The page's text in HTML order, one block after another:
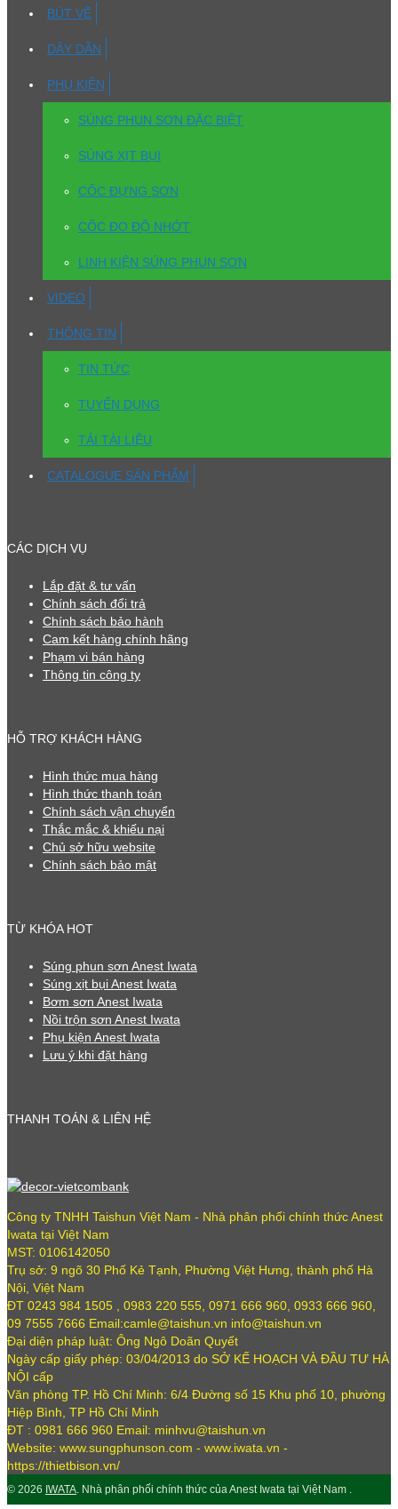
BÚT VẼ
DÂY DẪN
PHỤ KIỆN
SÚNG PHUN SƠN ĐẶC BIỆT
SÚNG XỊT BỤI
CỐC ĐỰNG SƠN
CỐC ĐO ĐỘ NHỚT
LINH KIỆN SÚNG PHUN SƠN
VIDEO
THÔNG TIN
TIN TỨC
TUYỂN DỤNG
TẢI TÀI LIỆU
CATALOGUE SẢN PHẨM
CÁC DỊCH VỤ
Lắp đặt & tư vấn
Chính sách đổi trả
Chính sách bảo hành
Cam kết hàng chính hãng
Phạm vi bán hàng
Thông tin công ty
HỖ TRỢ KHÁCH HÀNG
Hình thức mua hàng
Hình thức thanh toán
Chính sách vận chuyển
Thắc mắc & khiếu nại
Chủ sở hữu website
Chính sách bảo mật
TỪ KHÓA HOT
Súng phun sơn Anest Iwata
Súng xịt bụi Anest Iwata
Bơm sơn Anest Iwata
Nồi trộn sơn Anest Iwata
Phụ kiện Anest Iwata
Lưu ý khi đặt hàng
THANH TOÁN & LIÊN HỆ
Công ty TNHH Taishun Việt Nam - Nhà phân phối chính thức Anest
Iwata tại Việt Nam
MST: 0106142050
Trụ sở: 9 ngõ 30 Phố Kẻ Tạnh, Phường Việt Hưng, thành phố Hà
Nội, Việt Nam
ĐT 0243 984 1505 , 0983 220 555, 0971 666 960, 0933 666 960,
09 7555 7666 Email:camle@taishun.vn info@taishun.vn
Đại diện pháp luật: Ông Ngô Doãn Quyết
Ngày cấp giấy phép: 03/04/2013 do SỞ KẾ HOẠCH VÀ ĐẦU TƯ HÀ
NỘI cấp
Văn phòng TP. Hồ Chí Minh: 6/4 Đường số 15 Khu phố 10, phường
Hiệp Bình, TP Hồ Chí Minh
ĐT : 0981 666 960 Email: minhvu@taishun.vn
Website: www.sungphunson.com - www.iwata.vn -
https://thietbison.vn/
© 2026 IWATA. Nhà phân phối chính thức của Anest Iwata tại Việt Nam .